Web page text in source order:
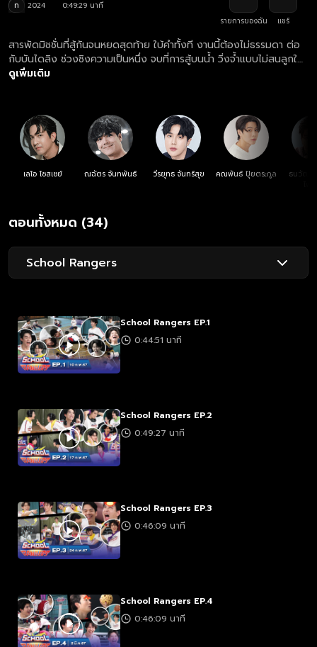
ท 2024
0:49:29 นาที
รายการของฉัน
แชร์
สารพัดมิชชั่นที่สู้กันจนหยดสุดท้าย ใบ้คำทั้งที งานนี้ต้องไม่ธรรมดา ต่อ
กับบันไดลิง ช่วงชิงความเป็นหนึ่ง จบที่การสู้บนน้ำ วิ่งจ้ำแบบไม่สนลูกใคร
เตรียมตัวพบกับความสนุก
ดูเพิ่มเติม
เลโอ โซสเซย์ ณฉัตร จันทพันธ์ วีรยุทธ จันทร์สุข คณพันธ์ ปุ้ยตระกูล
ธนวัฒน์
ตอนทั้งหมด (34)
School Rangers
School Rangers EP.1
0:44:51 นาที
School Rangers EP.2
0:49:27 นาที
School Rangers EP.3
0:46:09 นาที
School Rangers EP.4
0:46:09 นาที